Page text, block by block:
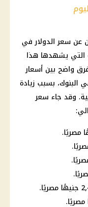
عن سعر الدولار في
التي يشهدها هذا
واضح بين أسعار
البنوك، بسبب زيادة
وقد جاء سعر